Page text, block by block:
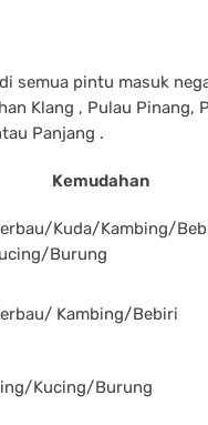
semua pintu masuk
Klang , Pulau Pinang,
Panjang .
Kemudahan
Kuda/Kambing/
Burung
Kambing/Bebiri
Kucing/Burung